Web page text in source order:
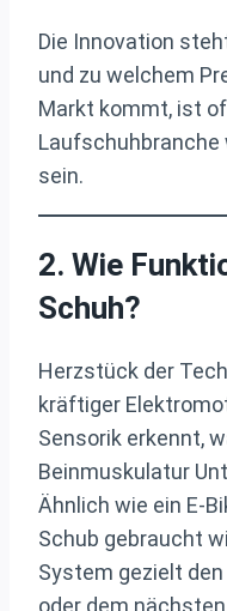
Die Innovation
und zu welchem
Markt kommt, ist
Laufschuhbranche
sein.
2. Wie
Schuh?
Herzstück der
kräftiger
Sensorik erkennt,
Beinmuskulatur
Ähnlich wie ein E-
Schub gebraucht
System gezielt
oder dem